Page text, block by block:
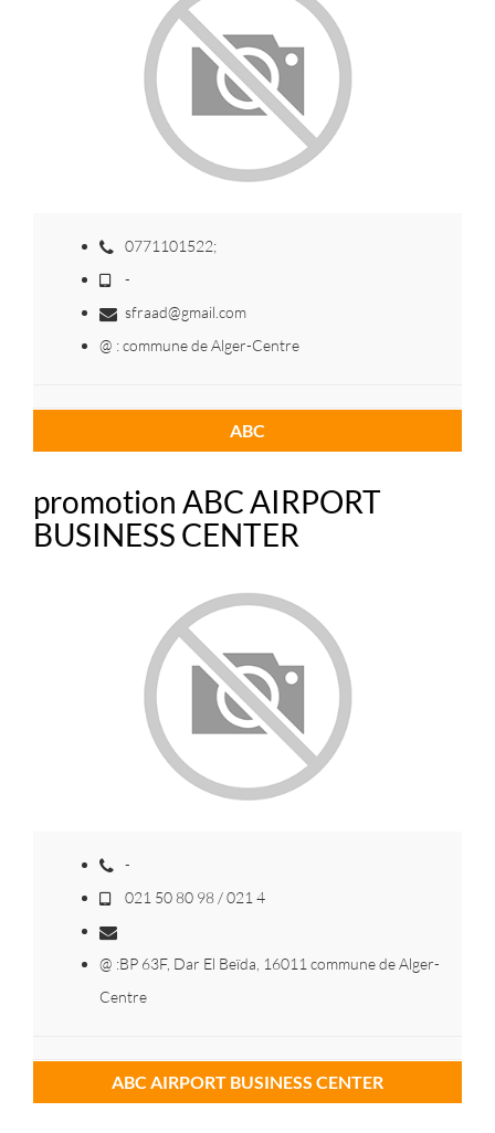
0771101522;
-
sfraad@gmail.com
@ : commune de Alger-Centre
ABC
promotion ABC AIRPORT
BUSINESS CENTER
-
021 50 80 98 / 021 4
@ :BP 63F, Dar El Beïda, 16011 commune de Alger-
Centre
ABC AIRPORT BUSINESS CENTER